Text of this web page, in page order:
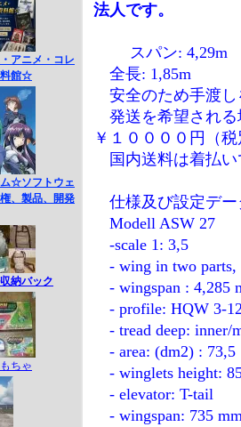
アニメ・コレ
料館☆
☆ソフトウェ
、製品、開発
納バック
ちゃ
法人です。
スパン: 4,29m
全長: 1,85m
安全のため手渡し
発送を希望される
￥１００００円（
国内送料は着払い
仕様及び設定デー
Modell ASW 27
-scale 1: 3,5
- wing in two parts,
- wingspan : 4,285
- profile: HQW 3-
- tread deep: inner/
- area: (dm2) : 73,5
- winglets height:
- elevator: T-tail
- wingspan: 735